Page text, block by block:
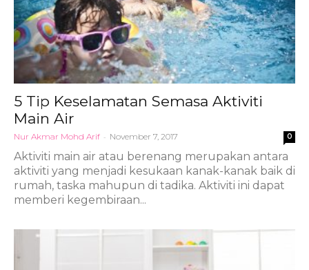
5 Tip Keselamatan Semasa Aktiviti
Main Air
Nur Akmar Mohd Arif - November 7, 2017 0
Aktiviti main air atau berenang merupakan antara
aktiviti yang menjadi kesukaan kanak-kanak baik di
rumah, taska mahupun di tadika. Aktiviti ini dapat
memberi kegembiraan...